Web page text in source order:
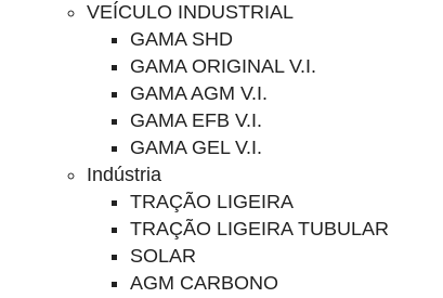
VEÍCULO INDUSTRIAL
GAMA SHD
GAMA ORIGINAL V.I.
GAMA AGM V.I.
GAMA EFB V.I.
GAMA GEL V.I.
Indústria
TRAÇÃO LIGEIRA
TRAÇÃO LIGEIRA TUBULAR
SOLAR
AGM CARBONO